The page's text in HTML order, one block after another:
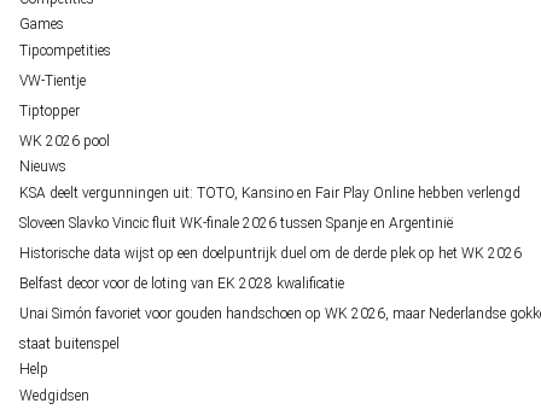
Games
Tipcompetities
VW-Tientje
Tiptopper
WK 2026 pool
Nieuws
KSA deelt vergunningen uit: TOTO, Kansino en Fair Play Online hebben verlengd
Sloveen Slavko Vincic fluit WK-finale 2026 tussen Spanje en Argentinië
Historische data wijst op een doelpuntrijk duel om de derde plek op het WK 2026
Belfast decor voor de loting van EK 2028 kwalificatie
Unai Simón favoriet voor gouden handschoen op WK 2026, maar Nederlandse
staat buitenspel
Help
Wedgidsen